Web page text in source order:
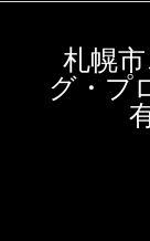
札幌
グ・プ